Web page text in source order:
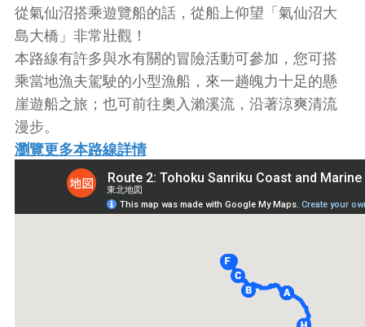
從氣仙沼搭乘遊覽船的話，從船上仰望「氣仙沼大
島大橋」非常壯觀！
本路線有許多與水有關的冒險活動可參加，您可搭
乘當地漁夫駕駛的小型漁船，來一趟魄力十足的懸
崖遊船之旅；也可前往奧入瀨溪流，沿著涼爽清流
漫步。
瀏覽更多本路線詳情